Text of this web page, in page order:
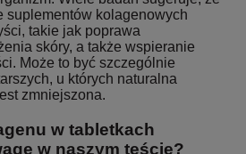
suplementów kolagenowych
takie jak poprawa
skóry, a także wspieranie
Może to być szczególnie
u których naturalna
zmniejszona.
w tabletkach
w naszym teście?